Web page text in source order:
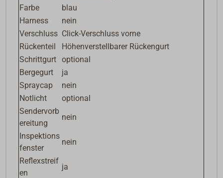
Farbe
blau
Harness
nein
Verschluss Click-Verschluss vorne
Rückenteil
Höhenverstellbarer Rückengurt
Schrittgurt optional
Bergegurt
ja
Spraycap
nein
Notlicht
optional
Sendervorb
ereitung
nein
Inspektions
fenster
nein
Reflexstreif
en
ja